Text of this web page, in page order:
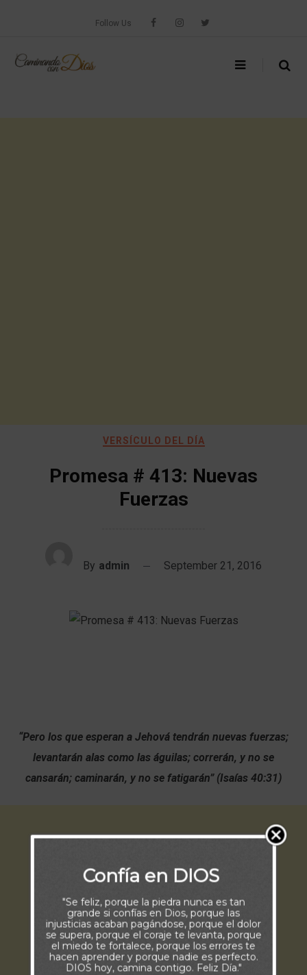
Follow Us
VERSÍCULO DEL DÍA
Promesa # 413: Nuevas
Fuerzas
By admin September 21, 2016
“Pero los que esperan a Jehová tendrán nuevas fuerzas;
levantarán alas como las águilas; correrán, y no se
cansarán; caminarán, y no se fatigarán” (Isaías 40:31)
Confía en DIOS
"Se feliz, porque la piedra nunca es tan
grande si confías en Dios, porque las
injusticias acaban pagándose, porque el dolor
se supera, porque el coraje te levanta, porque
el miedo te fortalece, porque los errores te
hacen aprender y porque nadie es perfecto.
DIOS hoy, camina contigo. Feliz Día."